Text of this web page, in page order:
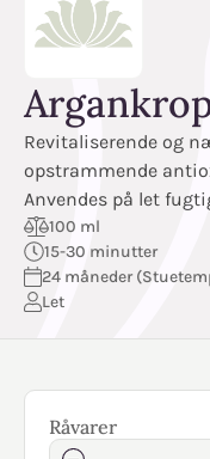
Revitaliserende og
opstrammende
Anvendes på let
100 ml
15-30 minutter
24 måneder
Let
Råvarer